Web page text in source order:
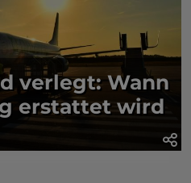
verlegt: Wann
erstattet wird